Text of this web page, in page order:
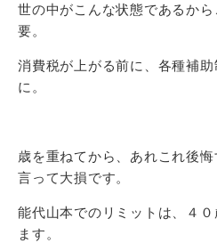
世の中がこんな状態であるか
要。
消費税が上がる前に、各種補
に。
歳を重ねてから、あれこれ後
言って大損です。
能代山本でのリミットは、４
ます。